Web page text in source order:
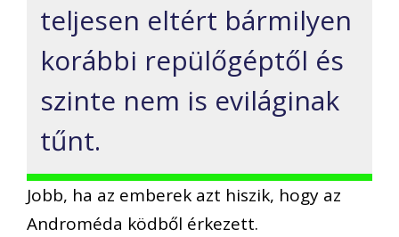
teljesen eltért bármilyen
korábbi repülőgéptől és
szinte nem is eviláginak
tűnt.
Jobb, ha az emberek azt hiszik, hogy az
Androméda ködből érkezett.